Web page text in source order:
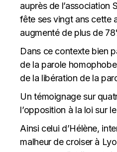
auprès de l’association
fête ses vingt ans cette
augmenté de plus de
Dans ce contexte bien
de la parole
de la libération de la
Un témoignage sur
l’opposition à la loi sur
Ainsi celui d’Hélène,
malheur de croiser à